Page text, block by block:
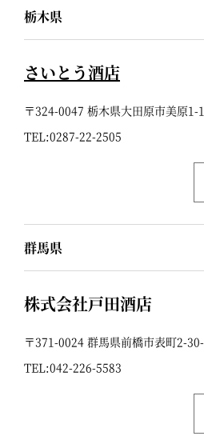
栃木県
さいとう酒店
〒324-0047 栃木県大田原市美原1-
TEL:0287-22-2505
群馬県
株式会社戸田酒店
〒371-0024 群馬県前橋市表町2-
TEL:042-226-5583